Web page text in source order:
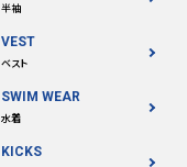
半袖
VEST
ベスト
SWIM WEAR
水着
KICKS